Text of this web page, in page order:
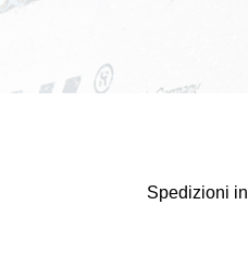
Spedizioni in